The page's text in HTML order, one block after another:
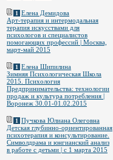
1 Елена Демидова
Арт-терапия и интермодальная
терапия искусствами для
психологов и специалистов
помогающих профессий | Москва,
март-май 2015
1 Елена Шипилина
Зимняя Психологическая Школа
2015. Психология
Предпринимательства: технологии
продаж и культура потребления |
Воронеж 30.01-01.02.2015
1 Пучкова Юлиана Олеговна
Детская глубинно-ориентированная
психотерапия и консультирование.
Символдрама и юнгианский анализ
в работе с детьми | c 1 марта 2015